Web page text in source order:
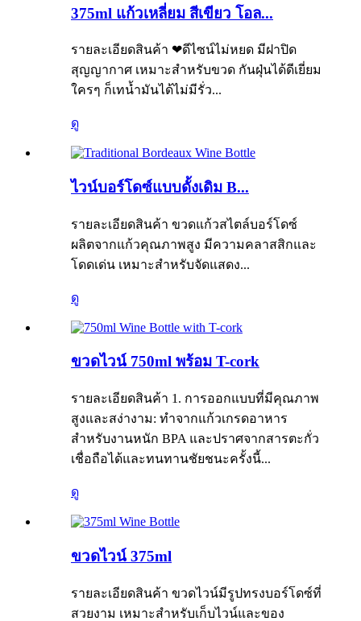
375ml แก้วเหลี่ยม สีเขียว โอล...
รายละเอียดสินค้า ❤ดีไซน์ไม่หยด มีฝาปิด
สุญญากาศ เหมาะสำหรับขวด กันฝุ่นได้ดีเยี่ยม
ใครๆ ก็เทน้ำมันได้ไม่มีรั่ว...
ดู
ไวน์บอร์โดซ์แบบดั้งเดิม B...
รายละเอียดสินค้า ขวดแก้วสไตล์บอร์โดซ์
ผลิตจากแก้วคุณภาพสูง มีความคลาสสิกและ
โดดเด่น เหมาะสำหรับจัดแสดง...
ดู
ขวดไวน์ 750ml พร้อม T-cork
รายละเอียดสินค้า 1. การออกแบบที่มีคุณภาพ
สูงและสง่างาม: ทำจากแก้วเกรดอาหาร
สำหรับงานหนัก BPA และปราศจากสารตะกั่ว
เชื่อถือได้และทนทานชัยชนะครั้งนี้...
ดู
ขวดไวน์ 375ml
รายละเอียดสินค้า ขวดไวน์มีรูปทรงบอร์โดซ์ที่
สวยงาม เหมาะสำหรับเก็บไวน์และของ